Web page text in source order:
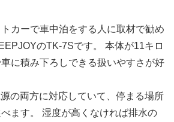
カーで車中泊をする人に取材で勧め
のTK-7Sです。 本体が11キロ
に積み下ろしできる扱いやすさが好
の両方に対応していて、停まる場所
ます。 湿度が高くなければ排水の